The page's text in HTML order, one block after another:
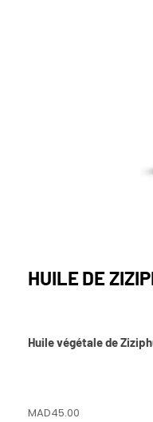
HUILE DE
Huile végétale de
MAD45.00